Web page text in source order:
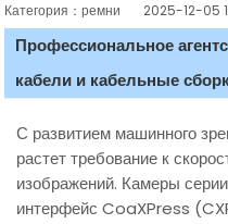
Категория：ремни 2025-12-05
Профессиональное
кабели и кабельные
С развитием машинного
растет требование к
изображений. Камеры
интерфейс CoaXPress